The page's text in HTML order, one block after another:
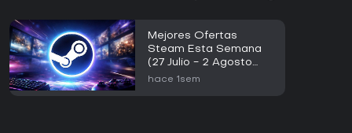
Mejores Ofertas
Steam Esta Semana
(27 Julio - 2 Agosto
2026)
hace 1sem